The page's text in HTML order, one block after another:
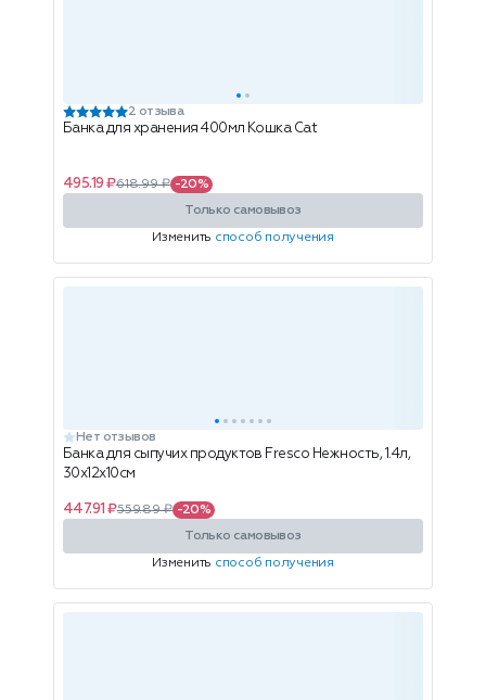
2 отзыва
Банка для хранения 400мл Кошка Cat
495.19 ₽618.99 ₽ -20%
Только самовывоз
Изменить способ получения
Нет отзывов
Банка для сыпучих продуктов Fresco Нежность, 1.4л,
30x12x10см
447.91 ₽559.89 ₽ -20%
Только самовывоз
Изменить способ получения